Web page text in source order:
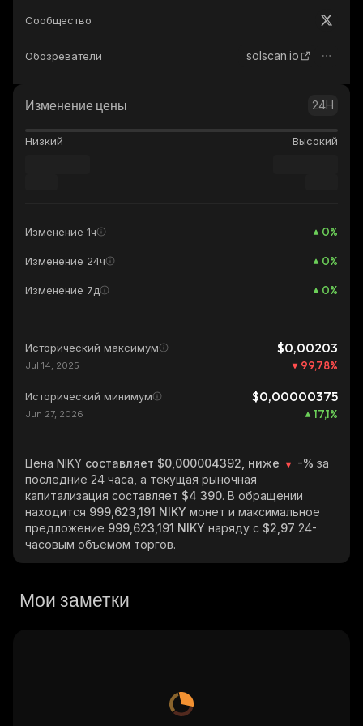
Сообщество
Обозреватели solscan.io
Изменение цены 24H
Низкий Высокий
Изменение 1ч 0%
Изменение 24ч 0%
Изменение 7д 0%
Исторический максимум $0,00203
Jul 14, 2025 99,78%
Исторический минимум $0,00000375
Jun 27, 2026 17,1%
Цена NIKY составляет $0,000004392, ниже -% за
последние 24 часа, а текущая рыночная
капитализация составляет $4 390. В обращении
находится 999,623,191 NIKY монет и максимальное
предложение 999,623,191 NIKY наряду с $2,97 24-
часовым объемом торгов.
Мои заметки